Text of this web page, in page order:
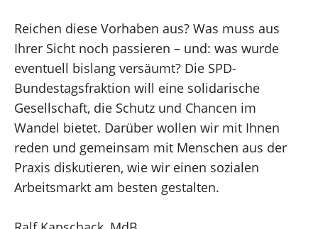
Reichen diese Vorhaben aus? Was muss aus
Ihrer Sicht noch passieren – und: was wurde
eventuell bislang versäumt? Die SPD-
Bundestagsfraktion will eine solidarische
Gesellschaft, die Schutz und Chancen im
Wandel bietet. Darüber wollen wir mit Ihnen
reden und gemeinsam mit Menschen aus der
Praxis diskutieren, wie wir einen sozialen
Arbeitsmarkt am besten gestalten.